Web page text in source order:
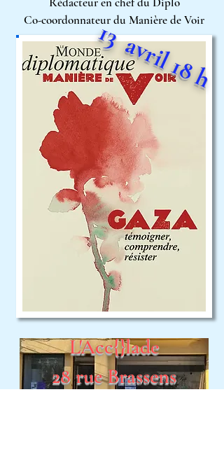
Co-coordonnateur du Manière de Voir
13 avril 18 h
L'Acc{}lade
28 rue Brassens